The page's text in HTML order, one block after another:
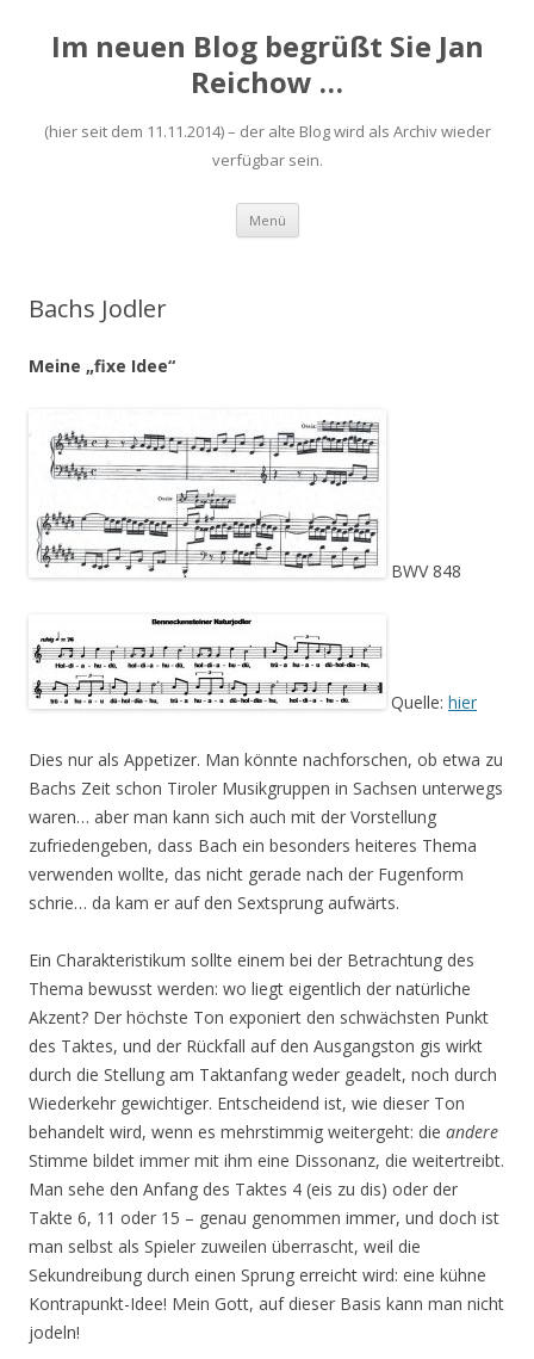
Im neuen Blog begrüßt Sie Jan
Reichow …
(hier seit dem 11.11.2014) – der alte Blog wird als Archiv wieder
verfügbar sein.
Menü Zum
springen
Bachs Jodler
Meine „fixe Idee“
BWV 848
Quelle: hier
Dies nur als Appetizer. Man könnte nachforschen, ob etwa zu
Bachs Zeit schon Tiroler Musikgruppen in Sachsen unterwegs
waren… aber man kann sich auch mit der Vorstellung
zufriedengeben, dass Bach ein besonders heiteres Thema
verwenden wollte, das nicht gerade nach der Fugenform
schrie… da kam er auf den Sextsprung aufwärts.
Ein Charakteristikum sollte einem bei der Betrachtung des
Thema bewusst werden: wo liegt eigentlich der natürliche
Akzent? Der höchste Ton exponiert den schwächsten Punkt
des Taktes, und der Rückfall auf den Ausgangston gis wirkt
durch die Stellung am Taktanfang weder geadelt, noch durch
Wiederkehr gewichtiger. Entscheidend ist, wie dieser Ton
behandelt wird, wenn es mehrstimmig weitergeht: die andere
Stimme bildet immer mit ihm eine Dissonanz, die weitertreibt.
Man sehe den Anfang des Taktes 4 (eis zu dis) oder der
Takte 6, 11 oder 15 – genau genommen immer, und doch ist
man selbst als Spieler zuweilen überrascht, weil die
Sekundreibung durch einen Sprung erreicht wird: eine kühne
Kontrapunkt-Idee! Mein Gott, auf dieser Basis kann man nicht
jodeln!